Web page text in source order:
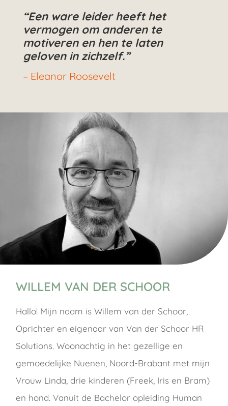
“Een ware leider heeft het
vermogen om anderen te
motiveren en hen te laten
geloven in zichzelf.”
– Eleanor Roosevelt
WILLEM VAN DER SCHOOR
Hallo! Mijn naam is Willem van der Schoor,
Oprichter en eigenaar van Van der Schoor HR
Solutions. Woonachtig in het gezellige en
gemoedelijke Nuenen, Noord-Brabant met mijn
Vrouw Linda, drie kinderen (Freek, Iris en Bram)
en hond. Vanuit de Bachelor opleiding Human